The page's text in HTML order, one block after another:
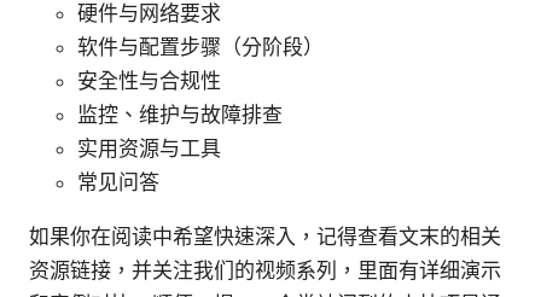
硬件与网络要求
软件与配置步骤（分阶段）
安全性与合规性
监控、维护与故障排查
实用资源与工具
常见问答
如果你在阅读中希望快速深入，记得查看文末的相关
资源链接，并关注我们的视频系列，里面有详细演示